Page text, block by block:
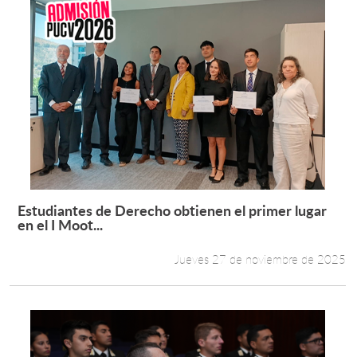
Leer más +
Estudiantes de Derecho obtienen el primer lugar
en el I Moot...
Jueves 27 de noviembre de 2025